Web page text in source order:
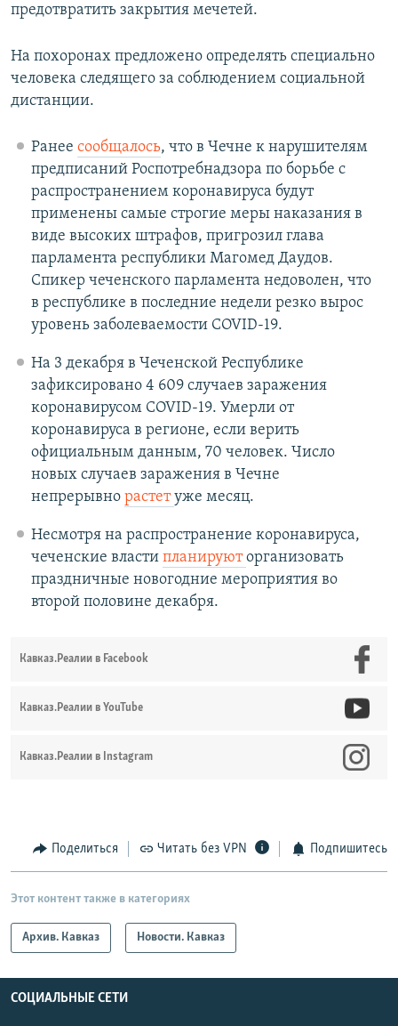
предотвратить закрытия мечетей.
На похоронах предложено определять специально
человека следящего за соблюдением социальной
дистанции.
Ранее сообщалось, что в Чечне к нарушителям
предписаний Роспотребнадзора по борьбе с
распространением коронавируса будут
применены самые строгие меры наказания в
виде высоких штрафов, пригрозил глава
парламента республики Магомед Даудов.
Спикер чеченского парламента недоволен, что
в республике в последние недели резко вырос
уровень заболеваемости COVID-19.
На 3 декабря в Чеченской Республике
зафиксировано 4 609 случаев заражения
коронавирусом COVID-19. Умерли от
коронавируса в регионе, если верить
официальным данным, 70 человек. Число
новых случаев заражения в Чечне
непрерывно растетуже месяц.
Несмотря на распространение коронавируса,
чеченские власти планируюторганизовать
праздничные новогодние мероприятия во
второй половине декабря.
Кавказ.Реалии в Facebook
Кавказ.Реалии в YouTube
Кавказ.Реалии в Instagram
Поделиться Читать без VPN Подпишитесь
Этот контент также в категориях
Архив. Кавказ Новости. Кавказ
СОЦИАЛЬНЫЕ СЕТИ